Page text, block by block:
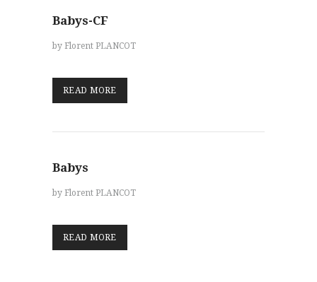
PROGRAMMES
ÉVÉNEMENTS
HORAIRES ET TARIFS
Babys-CF
by Florent PLANCOT
READ MORE
Babys
by Florent PLANCOT
READ MORE